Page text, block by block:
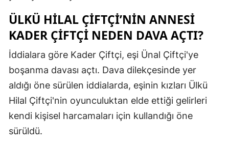
ÜLKÜ HILAL ÇIFTÇI’NIN ANNESI
KADER ÇIFTÇI NEDEN DAVA AÇTI?
İddialara göre Kader Çiftçi, eşi Ünal Çiftçi'ye
boşanma davası açtı. Dava dilekçesinde yer
aldığı öne sürülen iddialarda, eşinin kızları Ülkü
Hilal Çiftçi'nin oyunculuktan elde ettiği gelirleri
kendi kişisel harcamaları için kullandığı öne
sürüldü.